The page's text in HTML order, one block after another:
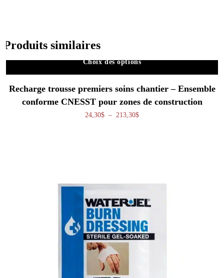
Produits similaires
Choix des options
Recharge trousse premiers soins chantier – Ensemble
conforme CNESST pour zones de construction
24,30$ – 213,30$Plage de prix : 24,30$ à